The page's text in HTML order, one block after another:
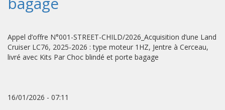
Appel d’offre N°001-STREET-CHILD/2026_Acquisition d’une Land
Cruiser LC76, 2025-2026 : type moteur 1HZ, Jentre à Cerceau,
livré avec Kits Par Choc blindé et porte bagage
16/01/2026 - 07:11